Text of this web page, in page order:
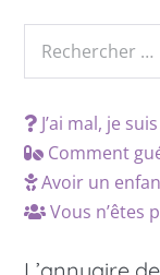
J’ai mal, je
Comment
Avoir un
Vous n’êtes